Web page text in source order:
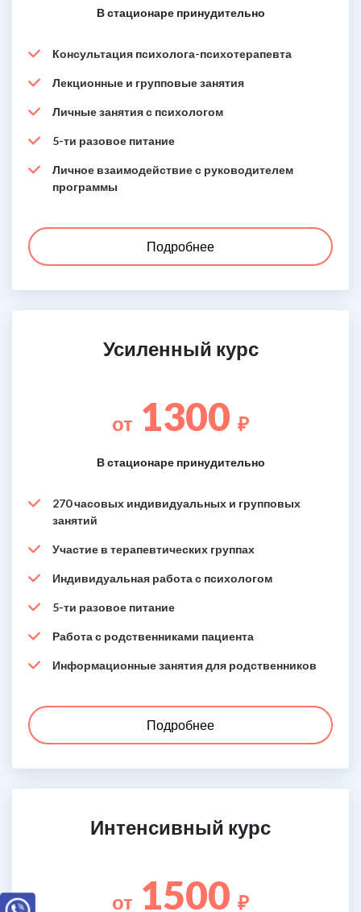
В стационаре принудительно
Консультация психолога-психотерапевта
Лекционные и групповые занятия
Личные занятия с психологом
5-ти разовое питание
Личное взаимодействие с руководителем
программы
Подробнее
Усиленный курс
от 1300 ₽
В стационаре принудительно
270 часовых индивидуальных и групповых
занятий
Участие в терапевтических группах
Индивидуальная работа с психологом
5-ти разовое питание
Работа с родственниками пациента
Информационные занятия для родственников
Подробнее
Интенсивный курс
от 1500 ₽